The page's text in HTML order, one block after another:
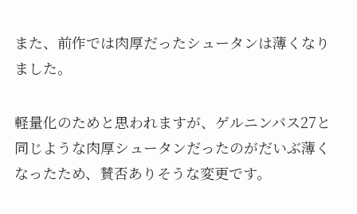
また、前作では肉厚だったシュータンは薄くなり
ました。
軽量化のためと思われますが、ゲルニンバス27と
同じような肉厚シュータンだったのがだいぶ薄く
なったため、賛否ありそうな変更です。